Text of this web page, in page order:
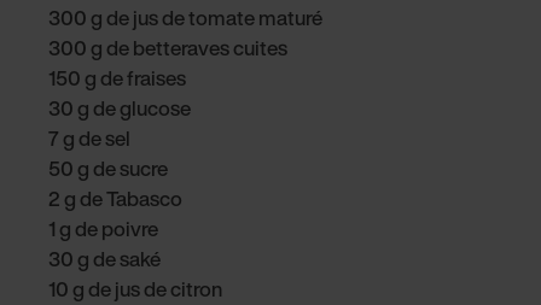
300 g de jus de tomate maturé
300 g de betteraves cuites
150 g de fraises
30 g de glucose
7 g de sel
50 g de sucre
2 g de Tabasco
1 g de poivre
30 g de saké
10 g de jus de citron